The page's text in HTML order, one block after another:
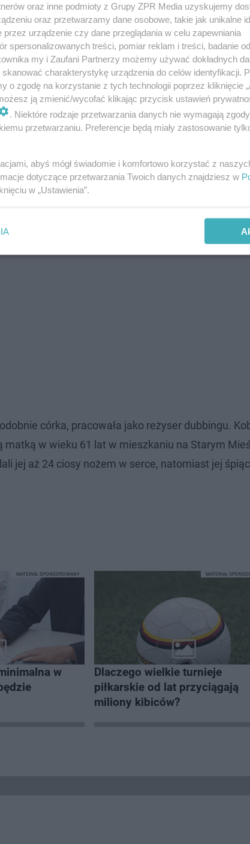
nie została podana do wiadomości
jest już z mamą, tatą i ukochanym
córka, pracowała jako reżyser dubbingu.
w wieku 61 lat w mieszkaniu na Starym
jej aż 24 ciosy nożem w serce, natomiast jej
w
MATERIAŁ SPONSOROWANY
Dlaczego wielkie turnieje
piłkarskie od lat przyciągają
miliony kibiców?
MATERIAŁ
oraz inne podmioty z Grupy ZPR Media uzyskujemy
oraz przetwarzamy dane osobowe, takie jak unikalne
przez urządzenie czy dane przeglądania w celu zapewniania
spersonalizowanych treści, pomiar reklam i treści, badanie
my i Zaufani Partnerzy możemy używać dokładnych
charakterystykę urządzenia do celów identyfikacji.
o zgodę na korzystanie z tych technologii poprzez kliknięcie
ją zmienić/wycofać klikając przycisk ustawień
. Niektóre rodzaje przetwarzania danych nie wymagają
przetwarzaniu. Preferencje będą miały zastosowanie
abyś mógł świadomie i komfortowo korzystać z
dotyczące przetwarzania Twoich danych znajdziesz w
w „Ustawienia”.